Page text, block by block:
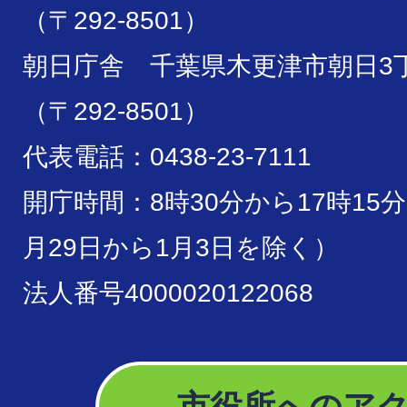
（〒292-8501）
朝日庁舎 千葉県木更津市朝日3
（〒292-8501）
代表電話：0438-23-7111
開庁時間：8時30分から17時15
月29日から1月3日を除く）
法人番号4000020122068